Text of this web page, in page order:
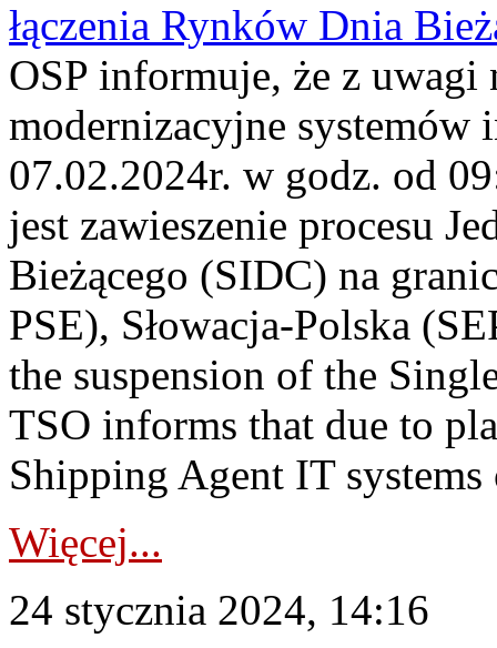
łączenia Rynków Dnia
OSP informuje, że z uwagi
modernizacyjne
07.02.2024r. w godz. od
jest zawieszenie procesu
Bieżącego (SIDC) na
PSE), Słowacja-Polska
the suspension of the
TSO informs that due to
Shipping Agent IT
Więcej...
24 stycznia 2024, 14:16